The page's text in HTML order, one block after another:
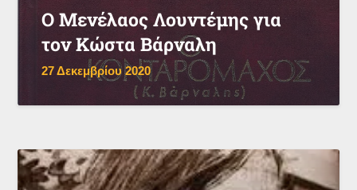
Ο Μενέλαος Λουντέμης για
τον Κώστα Βάρναλη
27 Δεκεμβρίου 2020